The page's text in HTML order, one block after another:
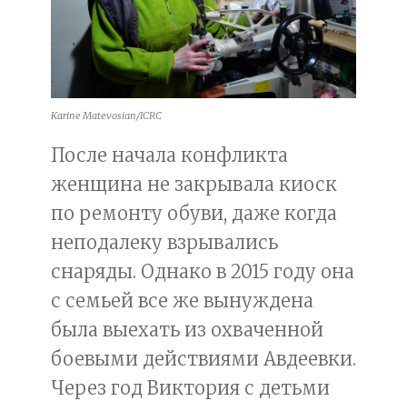
Karine Matevosian/ICRC
После начала конфликта
женщина не закрывала киоск
по ремонту обуви, даже когда
неподалеку взрывались
снаряды. Однако в 2015 году она
с семьей все же вынуждена
была выехать из охваченной
боевыми действиями Авдеевки.
Через год Виктория с детьми